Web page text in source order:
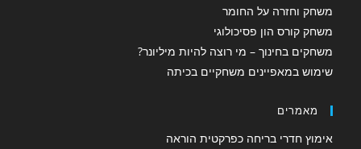
משחק וחזרה על החומר
משחק קורס הון פסיכולוגי
משחקים בחינוך – מי רוצה להיות מיליונר?
שימוש במאפיינים משחקיים בכיתה
מאמרים
אימוץ חדרי בריחה כפרקטית הוראה